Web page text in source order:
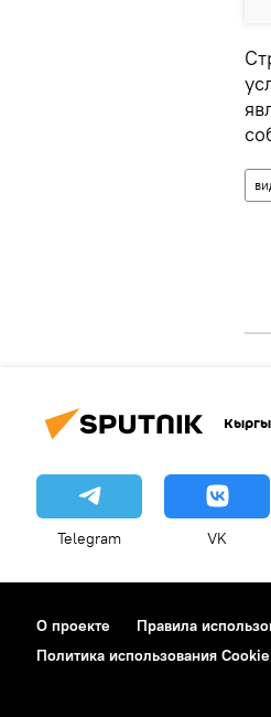
Telegram VK
О проекте Правила
Политика использования